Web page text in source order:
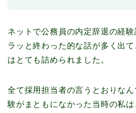
ネットで公務員の内定辞退の経
ラッと終わった的な話が多く出
はとても詰められました。
全て採用担当者の言うとおりな
験がまともになかった当時の私